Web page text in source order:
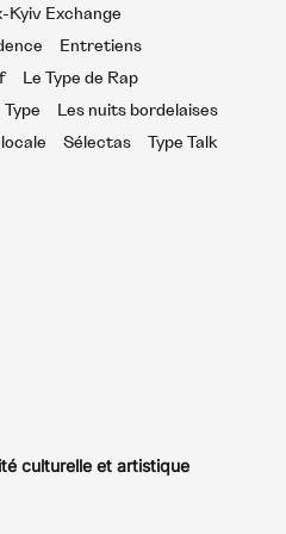
Kyiv Exchange
Entretiens
Le Type de Rap
Type
Les nuits bordelaises
Sélectas Type Talk
culturelle et artistique